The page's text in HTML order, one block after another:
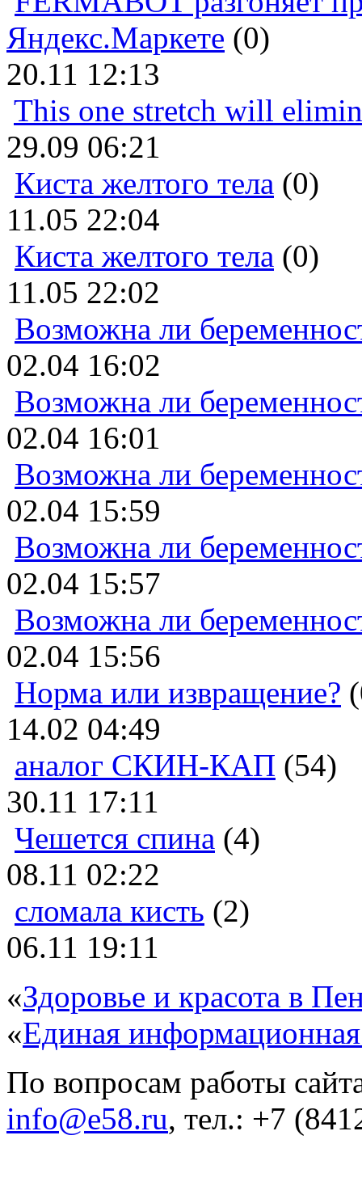
Яндекс.Маркете (0)
20.11 12:13
This one stretch will
29.09 06:21
Киста желтого тела (0)
11.05 22:04
Киста желтого тела (0)
11.05 22:02
Возможна ли
02.04 16:02
Возможна ли
02.04 16:01
Возможна ли
02.04 15:59
Возможна ли
02.04 15:57
Возможна ли
02.04 15:56
Норма или извращение?
14.02 04:49
аналог СКИН-КАП (54)
30.11 17:11
Чешется спина (4)
08.11 02:22
сломала кисть (2)
06.11 19:11
«Здоровье и красота в
«Единая
По вопросам работы
info@e58.ru, тел.: +7